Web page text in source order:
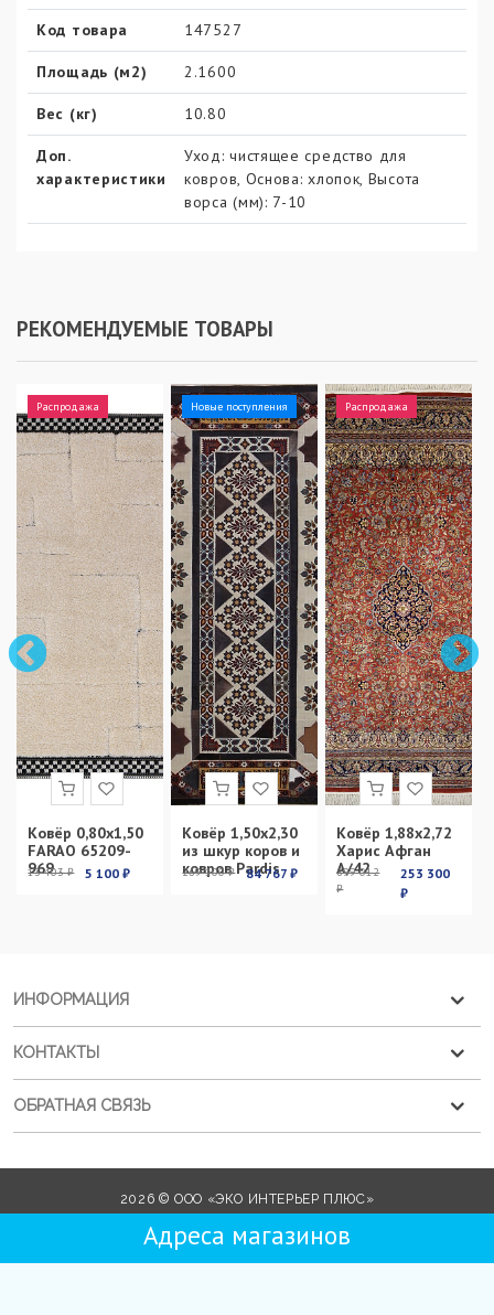
Адреса магазинов
Код товара 147527
Площадь (м2) 2.1600
Вес (кг) 10.80
Доп.
характеристики
Уход: чистящее средство для
ковров, Основа: хлопок, Высота
ворса (мм): 7-10
РЕКОМЕНДУЕМЫЕ ТОВАРЫ
Распродажа
Ковёр 0,80х1,50
FARAO 65209-
969
13 403 ₽ 5 100 ₽
Новые поступления
Ковёр 1,50х2,30
из шкур коров и
ковров Pardis
269 100 ₽ 84 767 ₽
Распродажа
Ковёр 1,88х2,72
Харис Афган
А/42
899 012
₽
253 300
₽
ИНФОРМАЦИЯ
КОНТАКТЫ
ОБРАТНАЯ СВЯЗЬ
2026 © ООО «ЭКО ИНТЕРЬЕР ПЛЮС»